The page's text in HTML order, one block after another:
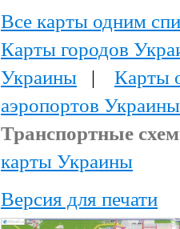
Все карты одним
Карты городов
Украины | Карты
аэропортов Украины
Транспортные
карты Украины
Версия для печати